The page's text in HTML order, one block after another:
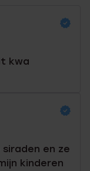
kwa
en ze
kinderen